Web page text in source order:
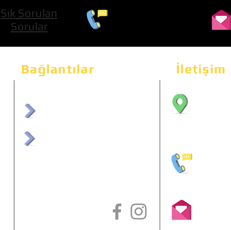
Sık Sorulan
Sorular
Bağlantılar İletişim